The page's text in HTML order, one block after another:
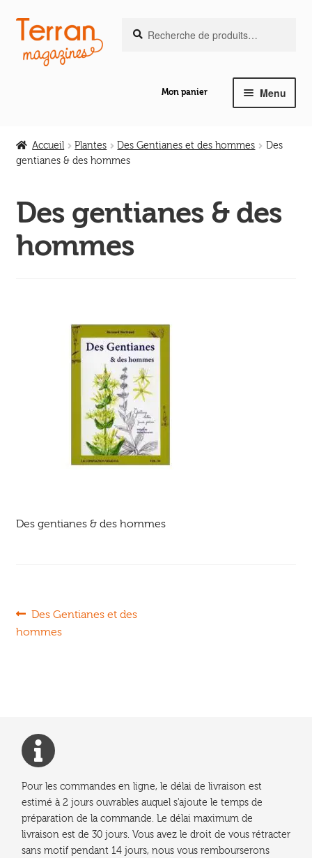
Aller
la
Aller
au
contenu
pour :
Mon panier Menu
le
menu
enfant
Les ouvrages
Ouvrir
Jeux & DVD
Accueil Plantes Des Gentianes et des hommes
Des
gentianes & des hommes
Des gentianes & des
hommes
Des gentianes & des hommes
Navigation
Article
précédent :
Des Gentianes et des
hommes
Pour les commandes en ligne, le délai de livraison est
estimé à 2 jours ouvrables auquel s'ajoute le temps de
préparation de la commande. Le délai maximum de
livraison est de 30 jours. Vous avez le droit de vous rétracter
sans motif pendant 14 jours, nous vous rembourserons